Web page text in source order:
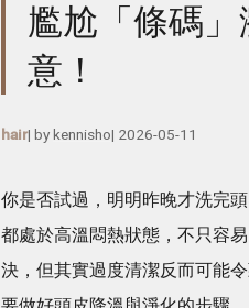
尷尬「條碼
意！
hair| bykennisho| 2026-05-11
你是否試過，明明昨晚才洗完
都處於高溫悶熱狀態，不只容
決，但其實過度清潔反而可能